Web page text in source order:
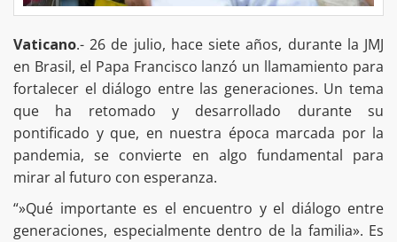
Vaticano.- 26 de julio, hace siete años, durante la JMJ
en Brasil, el Papa Francisco lanzó un llamamiento para
fortalecer el diálogo entre las generaciones. Un tema
que ha retomado y desarrollado durante su
pontificado y que, en nuestra época marcada por la
pandemia, se convierte en algo fundamental para
mirar al futuro con esperanza.
“»Qué importante es el encuentro y el diálogo entre
generaciones, especialmente dentro de la familia». Es